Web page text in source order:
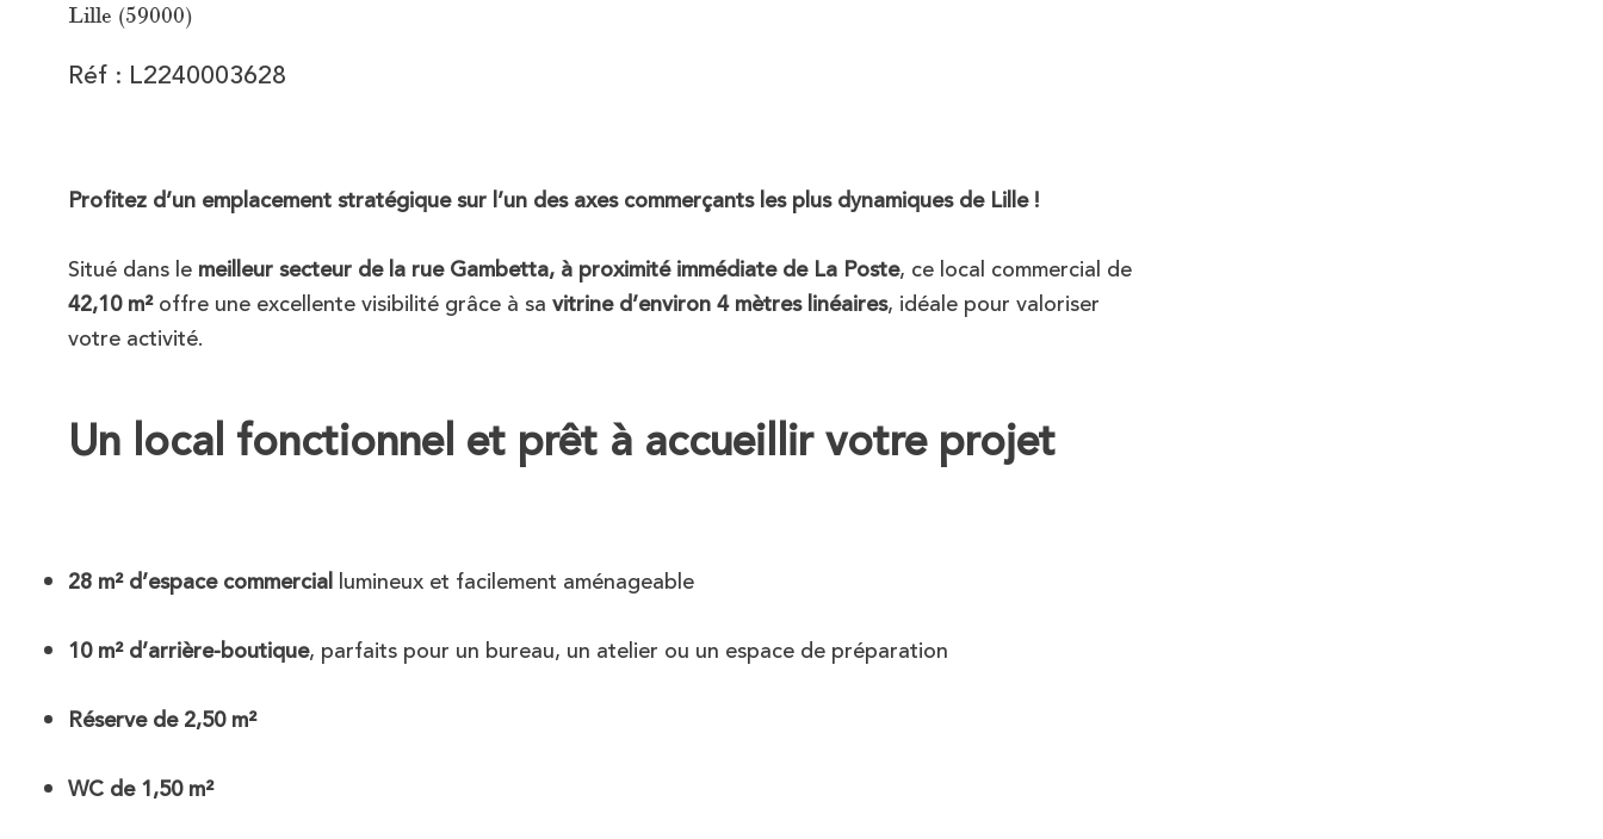
Lille (59000)
Réf : L2240003628
Profitez d’un emplacement stratégique sur l’un des axes commerçants les plus dynamiques de Lille !
Situé dans le meilleur secteur de la rue Gambetta, à proximité immédiate de La Poste, ce local commercial de
42,10 m²offre une excellente visibilité grâce à sa vitrine d’environ 4 mètres linéaires, idéale pour valoriser
votre activité.
Un local fonctionnel et prêt à accueillir votre projet
28 m² d’espace commercial lumineux et facilement aménageable
10 m² d’arrière-boutique, parfaits pour un bureau, un atelier ou un espace de préparation
Réserve de 2,50 m²
WC de 1,50 m²